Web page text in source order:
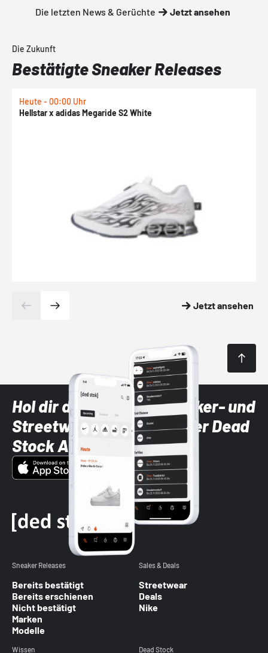
Die letzten News & Gerüchte Jetzt ansehen
Die Zukunft
Bestätigte Sneaker Releases
Heute - 00:00 Uhr
Hellstar x adidas Megaride S2 White
Jetzt ansehen
Hol dir die neuesten Sneaker- und
Streetwear-Brands mit der Dead
Stock App
Sneaker Releases
Bereits bestätigt
Bereits erschienen
Nicht bestätigt
Marken
Modelle
Sales & Deals
Streetwear
Deals
Nike
Wissen Dead Stock